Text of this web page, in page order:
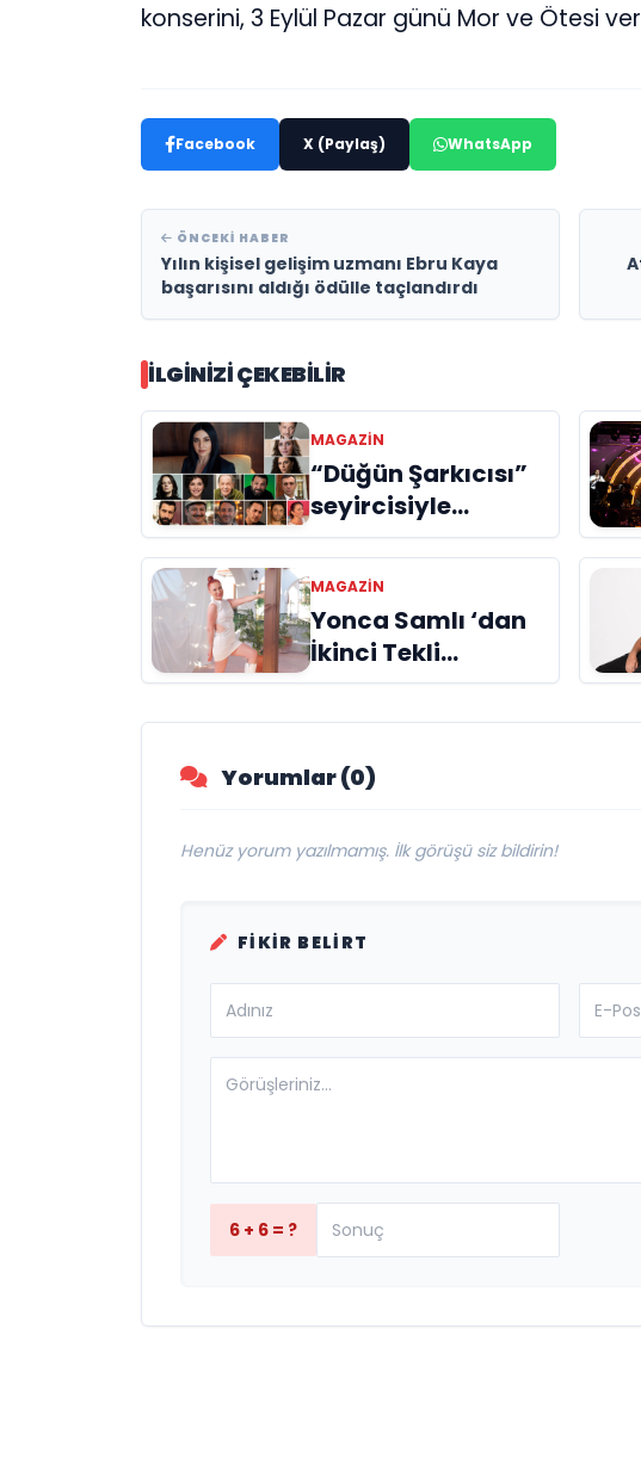
konserini, 3 Eylül Pazar günü Mor ve Ötesi
Facebook X (Paylaş) WhatsApp
ÖNCEKI HABER
Yılın kişisel gelişim uzmanı Ebru Kaya
başarısını aldığı ödülle taçlandırdı
İLGINIZI ÇEKEBILIR
MAGAZIN
“Düğün Şarkıcısı”
seyircisiyle
buluşmak için gün
sayıyor
MAGAZIN
Yonca Samlı ‘dan
İkinci Tekli
“Donacaksın
Sevgilim “
Yorumlar (0)
Henüz yorum yazılmamış. İlk görüşü siz bildirin!
FIKIR BELIRT
6 + 6 = ?